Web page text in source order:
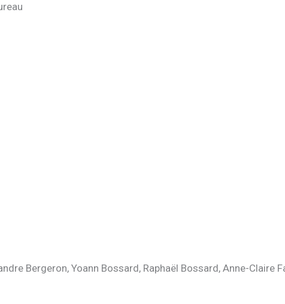
Bergeron, Yoann Bossard, Raphaël Bossard, Anne-Claire